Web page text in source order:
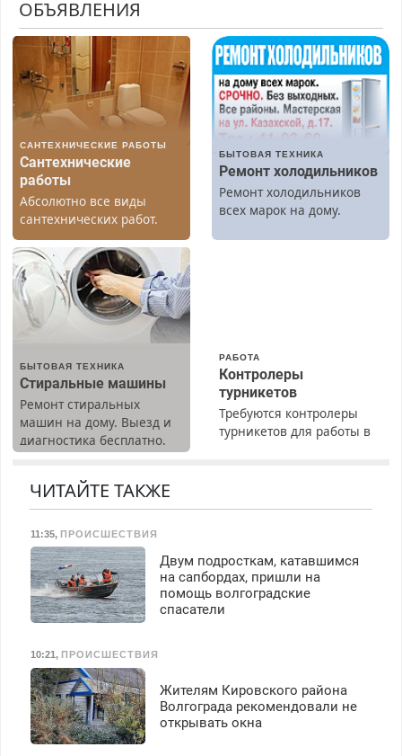
ОБЪЯВЛЕНИЯ
САНТЕХНИЧЕСКИЕ РАБОТЫ
Сантехнические
работы
Абсолютно все виды
сантехнических работ.
Быстро. Качественно.
Недорого.
БЫТОВАЯ ТЕХНИКА
Ремонт холодильников
Ремонт холодильников
всех марок на дому.
БЫТОВАЯ ТЕХНИКА
Стиральные машины
Ремонт стиральных
машин на дому. Выезд и
диагностика бесплатно.
Предусмотрены скидки.
РАБОТА
Контролеры
турникетов
Требуются контролеры
турникетов для работы в
вычета налогов.
Ежемесячно
выплачивается денежная
премия. Возможно
транспортной
безопасности с з/п до
125000 руб.
ЧИТАЙТЕ ТАКЖЕ
11:35, ПРОИСШЕСТВИЯ
Двум подросткам, катавшимся
на сапбордах, пришли на
помощь волгоградские
спасатели
10:21 , ПРОИСШЕСТВИЯ
Жителям Кировского района
Волгограда рекомендовали не
открывать окна